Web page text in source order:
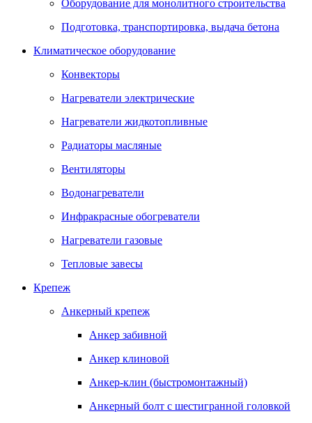
Оборудование для монолитного строительства
Подготовка, транспортировка, выдача бетона
Климатическое оборудование
Конвекторы
Нагреватели электрические
Нагреватели жидкотопливные
Радиаторы масляные
Вентиляторы
Водонагреватели
Инфракрасные обогреватели
Нагреватели газовые
Тепловые завесы
Крепеж
Анкерный крепеж
Анкер забивной
Анкер клиновой
Анкер-клин (быстромонтажный)
Анкерный болт с шестигранной головкой